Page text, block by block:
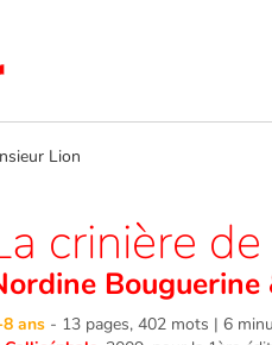
Lion
crinière
Bouguerine
ans - 13 pages, 402 mots | 6